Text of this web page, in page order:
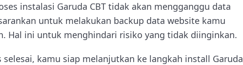
instalasi Garuda CBT tidak akan mengganggu data
untuk melakukan backup data website kamu
Hal ini untuk menghindari risiko yang tidak diinginkan.
selesai, kamu siap melanjutkan ke langkah install Garuda